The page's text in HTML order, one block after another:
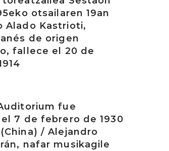
otsailaren 19an
Alado Kastrioti,
de origen
fallece el 20 de
fue
7 de febrero de 1930
/ Alejandro
nafar musikagile